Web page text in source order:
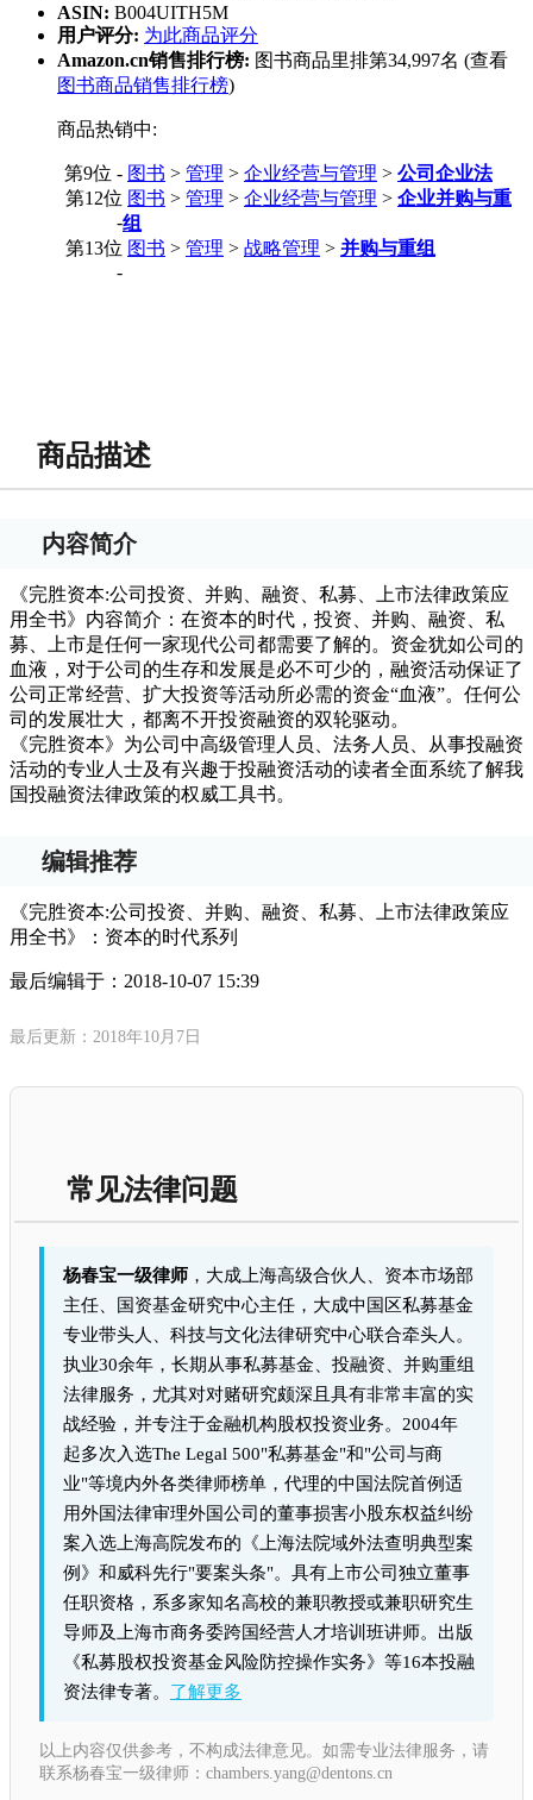
ASIN: B004UITH5M
用户评分: 为此商品评分
Amazon.cn销售排行榜: 图书商品里排第34,997名 (查看
图书商品销售排行榜)
商品热销中:
第9位 - 图书 > 管理 > 企业经营与管理 > 公司企业法
第12位
-
图书 > 管理 > 企业经营与管理 > 企业并购与重
组
第13位
-
图书 > 管理 > 战略管理 > 并购与重组
商品描述
内容简介
《完胜资本:公司投资、并购、融资、私募、上市法律政策应
用全书》内容简介：在资本的时代，投资、并购、融资、私
募、上市是任何一家现代公司都需要了解的。资金犹如公司的
血液，对于公司的生存和发展是必不可少的，融资活动保证了
公司正常经营、扩大投资等活动所必需的资金“血液”。任何公
司的发展壮大，都离不开投资融资的双轮驱动。
《完胜资本》为公司中高级管理人员、法务人员、从事投融资
活动的专业人士及有兴趣于投融资活动的读者全面系统了解我
国投融资法律政策的权威工具书。
编辑推荐
《完胜资本:公司投资、并购、融资、私募、上市法律政策应
用全书》：资本的时代系列
最后编辑于： 2018-10-07 15:39
最后更新：2018年10月7日
常见法律问题
杨春宝一级律师 ，大成上海高级合伙人、资本市场部
主任、国资基金研究中心主任，大成中国区私募基金
专业带头人、科技与文化法律研究中心联合牵头人。
执业30余年，长期从事私募基金、投融资、并购重组
法律服务，尤其对对赌研究颇深且具有非常丰富的实
战经验，并专注于金融机构股权投资业务。2004年
起多次入选The Legal 500"私募基金"和"公司与商
业"等境内外各类律师榜单，代理的中国法院首例适
用外国法律审理外国公司的董事损害小股东权益纠纷
案入选上海高院发布的《上海法院域外法查明典型案
例》和威科先行"要案头条"。具有上市公司独立董事
任职资格，系多家知名高校的兼职教授或兼职研究生
导师及上海市商务委跨国经营人才培训班讲师。出版
《私募股权投资基金风险防控操作实务》等16本投融
资法律专著。 了解更多
以上内容仅供参考，不构成法律意见。如需专业法律服务，请
联系杨春宝一级律师：chambers.yang@dentons.cn